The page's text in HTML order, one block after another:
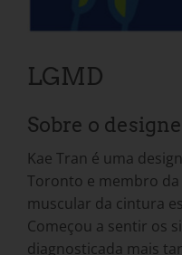
LGMD
Sobre o
Kae Tran é uma
Toronto e membro
muscular da cintura
Começou a sentir os
diagnosticada mais